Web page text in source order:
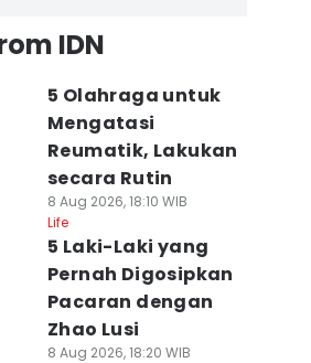
IDN
5 Olahraga untuk
Mengatasi
Reumatik, Lakukan
secara Rutin
8 Aug 2026, 18:10 WIB
Life
5 Laki-Laki yang
Pernah Digosipkan
Pacaran dengan
Zhao Lusi
8 Aug 2026, 18:20 WIB